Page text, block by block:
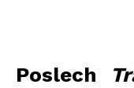
Poslech